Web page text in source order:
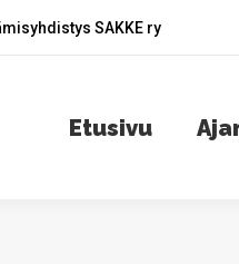
SAKKE ry
Etusivu
Etusivu